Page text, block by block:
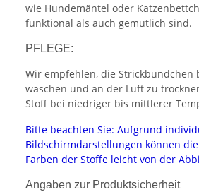
wie Hundemäntel oder
funktional als auch gemütlich sind.
PFLEGE:
Wir empfehlen, die Strickbündchen
waschen und an der Luft zu
Stoff bei niedriger bis mittlerer
Bitte beachten Sie: Aufgrund
Bildschirmdarstellungen können
Farben der Stoffe leicht von der
Angaben zur Produktsicherheit